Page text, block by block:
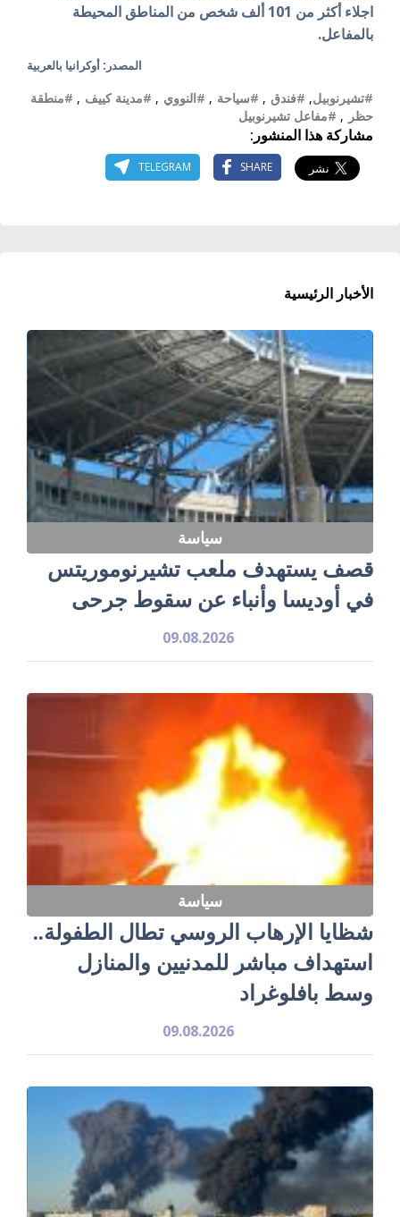
اجلاء أكثر من 101 ألف شخص من المناطق المحيطة
بالمفاعل.
المصدر: أوكرانيا بالعربية
#تشيرنوبيل, #فندق , #سياحة , #النووي , #مدينة كييف , #منطقة
حظر , #مفاعل تشيرنوبيل
مشاركة هذا المنشور:
SHARE
TELEGRAM
الأخبار الرئيسية
سياسة
قصف يستهدف ملعب تشيرنوموريتس
في أوديسا وأنباء عن سقوط جرحى
09.08.2026
سياسة
شظايا الإرهاب الروسي تطال الطفولة..
استهداف مباشر للمدنيين والمنازل
وسط بافلوغراد
09.08.2026